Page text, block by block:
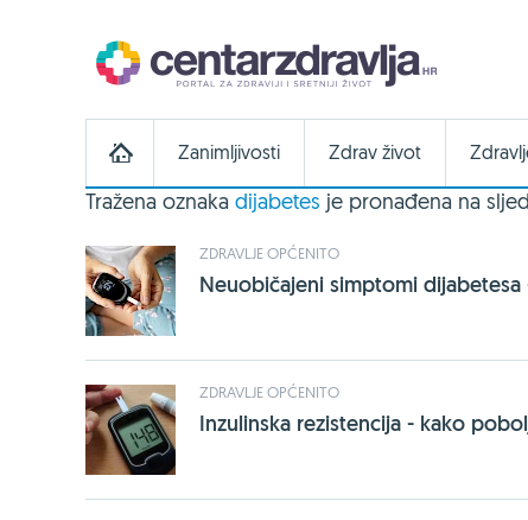
Zanimljivosti Zdrav život
Tražena oznaka dijabetes je pronađena na
ZDRAVLJE OPĆENITO
Neuobičajeni simptomi
ZDRAVLJE OPĆENITO
Inzulinska rezistencija - kako